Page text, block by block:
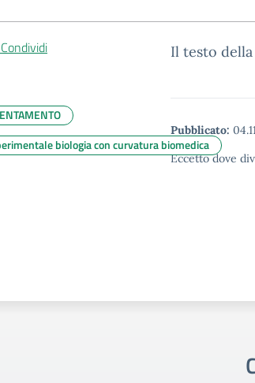
Il testo della
Pubblicato:
Eccetto dove
biologia con curvatura biomedica